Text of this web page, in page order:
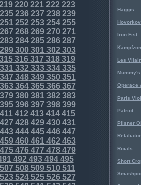
220221222 223
236237 238239
252 253254255
268269270271
283284285286287
300301302 303
316317 318319
332 333334335
348349350351
363364365366367
380381382 383
396397 398399
412 413414415
428429430431
443444445446447
460461462 463
476477 478479
492 493494495
508509510511
523524525526527
Haggis
Iron Fist
Les
Operace
Paris
Patriot
Pilsner
Retaliator
Roials
Short